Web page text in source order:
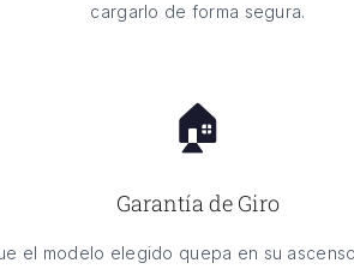
cargarlo de forma segura.
🏠
Garantía de Giro
el modelo elegido quepa en su